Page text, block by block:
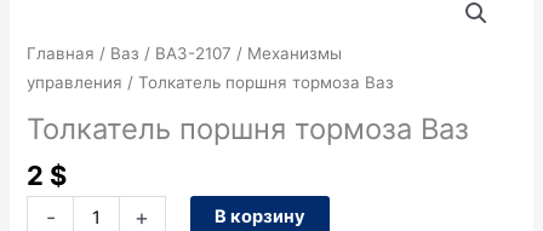
Главная / Ваз / ВАЗ-2107 / Механизмы
управления / Толкатель поршня тормоза Ваз
Толкатель поршня тормоза Ваз
2 $
-
Толкатель
поршня
Ваз
+ В корзину